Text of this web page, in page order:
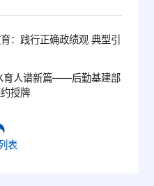
：践行正确政绩观 典型引
育人谱新篇——后勤基建部
授牌
表